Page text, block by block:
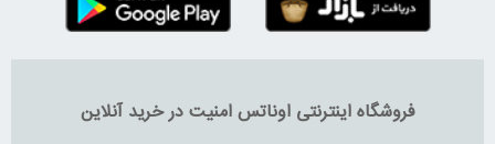
فروشگاه اینترنتی اوناتس امنیت در خرید آنلاین